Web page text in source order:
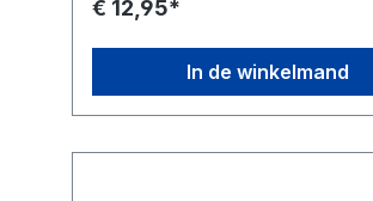
€ 12,95*
In de winkelmand